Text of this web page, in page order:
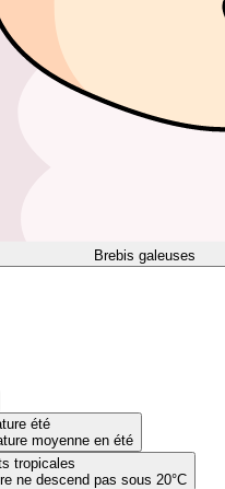
Brebis galeuses
été
moyenne en été
tropicales
ne descend pas sous 20°C